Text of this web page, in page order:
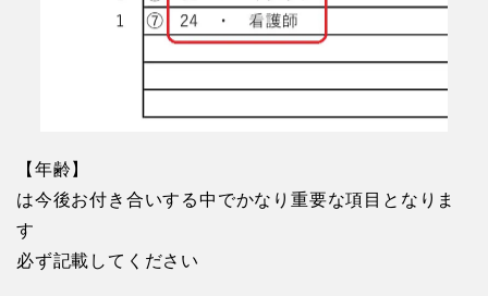
【年齢】
は今後お付き合いする中でかなり重要な項目となりま
す
必ず記載してください